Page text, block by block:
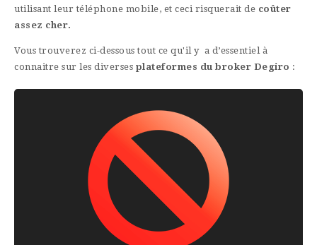
utilisant leur téléphone mobile, et ceci risquerait de coûter
assez cher.
Vous trouverez ci-dessous tout ce qu'il y a d’essentiel à
connaitre sur les diverses plateformes du broker Degiro :